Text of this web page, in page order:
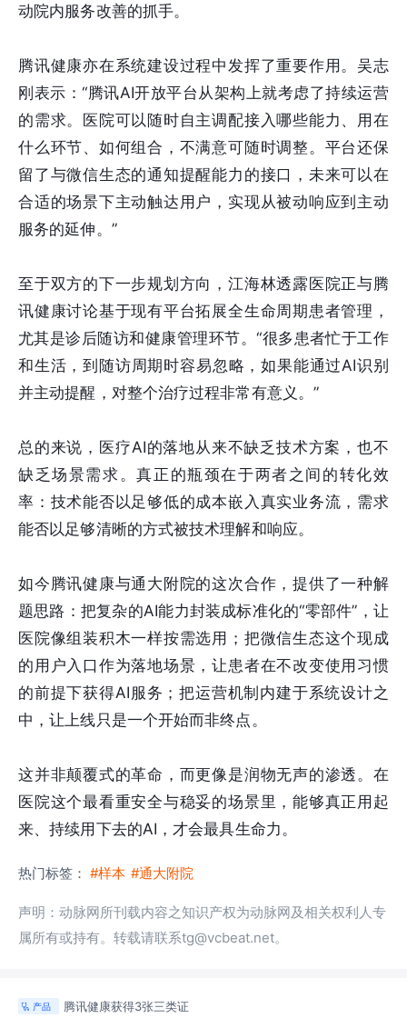
动院内服务改善的抓手。
腾讯健康亦在系统建设过程中发挥了重要作用。吴志
刚表示：“腾讯AI开放平台从架构上就考虑了持续运营
的需求。医院可以随时自主调配接入哪些能力、用在
什么环节、如何组合，不满意可随时调整。平台还保
留了与微信生态的通知提醒能力的接口，未来可以在
合适的场景下主动触达用户，实现从被动响应到主动
服务的延伸。”
至于双方的下一步规划方向，江海林透露医院正与腾
讯健康讨论基于现有平台拓展全生命周期患者管理，
尤其是诊后随访和健康管理环节。“很多患者忙于工作
和生活，到随访周期时容易忽略，如果能通过AI识别
并主动提醒，对整个治疗过程非常有意义。”
总的来说，医疗AI的落地从来不缺乏技术方案，也不
缺乏场景需求。真正的瓶颈在于两者之间的转化效
率：技术能否以足够低的成本嵌入真实业务流，需求
能否以足够清晰的方式被技术理解和响应。
如今腾讯健康与通大附院的这次合作，提供了一种解
题思路：把复杂的AI能力封装成标准化的“零部件”，让
医院像组装积木一样按需选用；把微信生态这个现成
的用户入口作为落地场景，让患者在不改变使用习惯
的前提下获得AI服务；把运营机制内建于系统设计之
中，让上线只是一个开始而非终点。
这并非颠覆式的革命，而更像是润物无声的渗透。在
医院这个最看重安全与稳妥的场景里，能够真正用起
来、持续用下去的AI，才会最具生命力。
热门标签： #样本 #通大附院
声明：动脉网所刊载内容之知识产权为动脉网及相关权利人专
属所有或持有。转载请联系tg@vcbeat.net。
 产品 腾讯健康获得3张三类证